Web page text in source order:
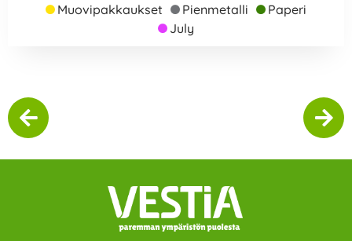
Muovipakkaukset
Pienmetalli
Paperi
July